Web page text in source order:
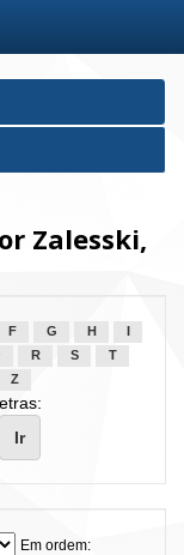
Zalesski,
F G H
R S
T
Z
Em ordem: